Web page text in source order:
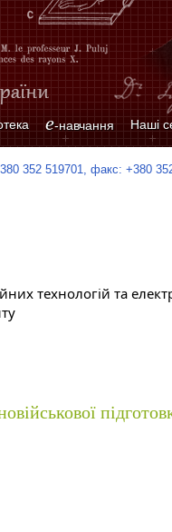
e-навчання Наші
352 519701, факс: +380
технологій та